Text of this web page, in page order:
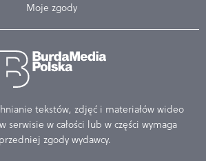
Moje zgody
tekstów, zdjęć i materiałów wideo
serwisie w całości lub w części wymaga
zgody wydawcy.